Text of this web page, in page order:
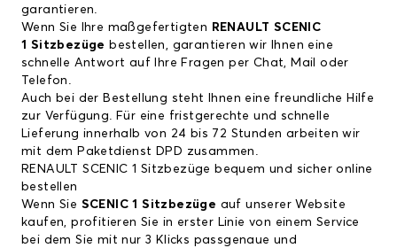
garantieren.
Wenn Sie Ihre maßgefertigten RENAULT SCENIC
1 Sitzbezüge bestellen, garantieren wir Ihnen eine
schnelle Antwort auf Ihre Fragen per Chat, Mail oder
Telefon.
Auch bei der Bestellung steht Ihnen eine freundliche Hilfe
zur Verfügung. Für eine fristgerechte und schnelle
Lieferung innerhalb von 24 bis 72 Stunden arbeiten wir
mit dem Paketdienst DPD zusammen.
RENAULT SCENIC 1 Sitzbezüge bequem und sicher online
bestellen
Wenn Sie SCENIC 1 Sitzbezüge auf unserer Website
kaufen, profitieren Sie in erster Linie von einem Service
bei dem Sie mit nur 3 Klicks passgenaue und